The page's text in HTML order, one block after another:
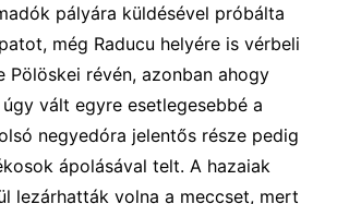
pályára küldésével próbálta
még Raducu helyére is vérbeli
Pölöskei révén, azonban ahogy
vált egyre esetlegesebbé a
negyedóra jelentős része pedig
ápolásával telt. A hazaiak
lezárhatták volna a meccset, mert